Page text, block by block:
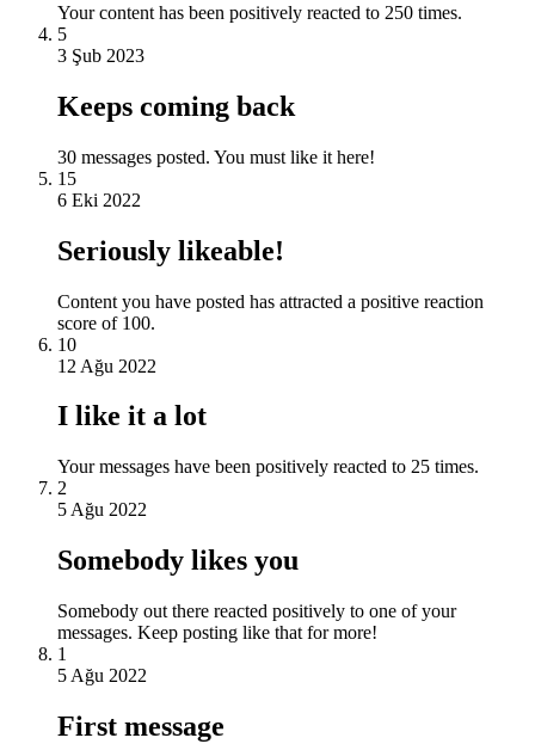
Your content has been positively reacted to 250 times.
5
3 Şub 2023
Keeps coming back
30 messages posted. You must like it here!
15
6 Eki 2022
Seriously likeable!
Content you have posted has attracted a positive reaction
score of 100.
10
12 Ağu 2022
I like it a lot
Your messages have been positively reacted to 25 times.
2
5 Ağu 2022
Somebody likes you
Somebody out there reacted positively to one of your
messages. Keep posting like that for more!
1
5 Ağu 2022
First message